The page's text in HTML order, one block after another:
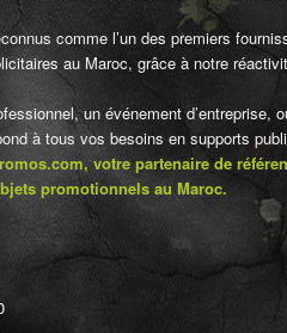
comme l’un des premiers
au Maroc, grâce à notre
un événement d’entreprise,
à tous vos besoins en supports
votre partenaire de
promotionnels au Maroc.